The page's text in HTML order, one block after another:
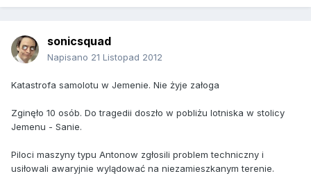
sonicsquad
Napisano 21 Listopad 2012
Katastrofa samolotu w Jemenie. Nie żyje załoga
Zginęło 10 osób. Do tragedii doszło w pobliżu lotniska w stolicy
Jemenu - Sanie.
Piloci maszyny typu Antonow zgłosili problem techniczny i
usiłowali awaryjnie wylądować na niezamieszkanym terenie.